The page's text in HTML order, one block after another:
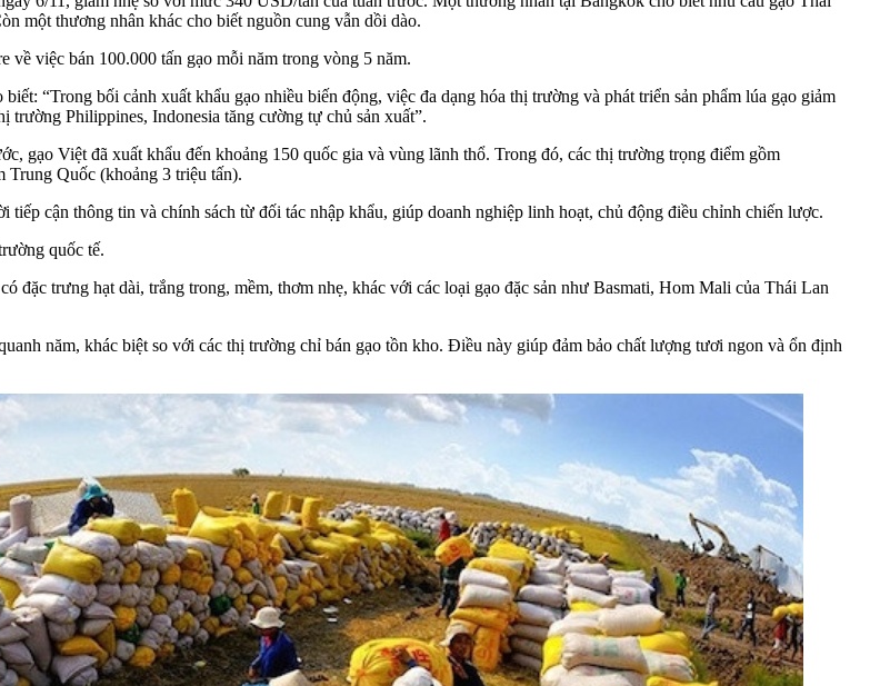
một thương nhân khác cho biết nguồn cung vẫn dồi dào.
về việc bán 100.000 tấn gạo mỗi năm trong vòng 5 năm.
“Trong bối cảnh xuất khẩu gạo nhiều biến động, việc đa dạng hóa thị trường và phát triển sản phẩm lúa gạo giảm
Philippines, Indonesia tăng cường tự chủ sản xuất”.
gạo Việt đã xuất khẩu đến khoảng 150 quốc gia và vùng lãnh thổ. Trong đó, các thị trường trọng điểm gồm
Trung Quốc (khoảng 3 triệu tấn).
cận thông tin và chính sách từ đối tác nhập khẩu, giúp doanh nghiệp linh hoạt, chủ động điều chỉnh chiến lược.
quốc tế.
đặc trưng hạt dài, trắng trong, mềm, thơm nhẹ, khác với các loại gạo đặc sản như Basmati, Hom Mali của Thái Lan
năm, khác biệt so với các thị trường chỉ bán gạo tồn kho. Điều này giúp đảm bảo chất lượng tươi ngon và ổn định